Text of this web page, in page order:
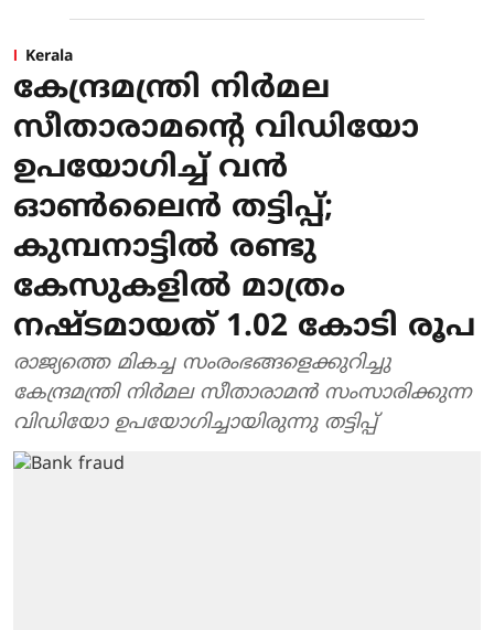
Kerala
കേന്ദ്രമന്ത്രി നിർമല
സീതാരാമന്റെ വിഡിയോ
ഉപയോഗിച്ച് വൻ
ഓൺലൈൻ തട്ടിപ്പ്;
കുമ്പനാട്ടിൽ രണ്ടു
കേസുകളിൽ മാത്രം
നഷ്ടമായത് 1.02 കോടി രൂപ
രാജ്യത്തെ മികച്ച സംരംഭങ്ങളെക്കുറിച്ചു
കേന്ദ്രമന്ത്രി നിർമല സീതാരാമൻ സംസാരിക്കുന്ന
വിഡിയോ ഉപയോഗിച്ചായിരുന്നു തട്ടിപ്പ്